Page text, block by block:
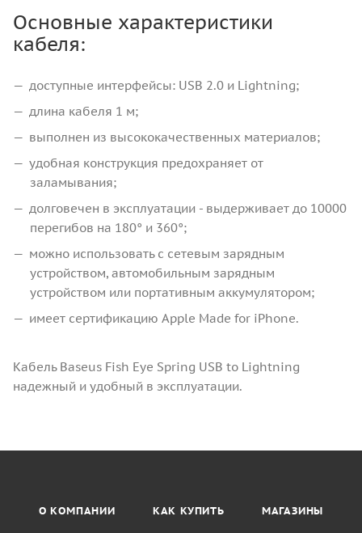
Основные характеристики
кабеля:
доступные интерфейсы: USB 2.0 и Lightning;
длина кабеля 1 м;
выполнен из высококачественных материалов;
удобная конструкция предохраняет от
заламывания;
долговечен в эксплуатации - выдерживает до 10000
перегибов на 180° и 360°;
можно использовать с сетевым зарядным
устройством, автомобильным зарядным
устройством или портативным аккумулятором;
имеет сертификацию Apple Made for iPhone.
Кабель Baseus Fish Eye Spring USB to Lightning
надежный и удобный в эксплуатации.
О КОМПАНИИ КАК КУПИТЬ МАГАЗИНЫ